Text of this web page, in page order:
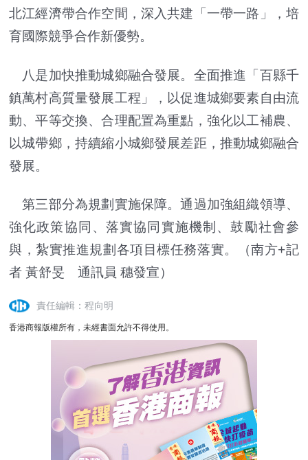
北江經濟帶合作空間，深入共建「一帶一路」，培
育國際競爭合作新優勢。
八是加快推動城鄉融合發展。全面推進「百縣千
鎮萬村高質量發展工程」，以促進城鄉要素自由流
動、平等交換、合理配置為重點，強化以工補農、
以城帶鄉，持續縮小城鄉發展差距，推動城鄉融合
發展。
第三部分為規劃實施保障。通過加強組織領導、
強化政策協同、落實協同實施機制、鼓勵社會參
與，紮實推進規劃各項目標任務落實。（南方+記
者 黃舒旻 通訊員 穗發宣）
責任編輯：程向明
香港商報版權所有，未經書面允許不得使用。